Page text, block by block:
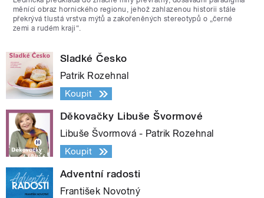
měnící obraz hornického regionu, jehož zahlazenou historii stále
překrývá tlustá vrstva mýtů a zakořeněných stereotypů o „černé
zemi a rudém kraji“.
Sladké Česko
Patrik Rozehnal
Koupit
Děkovačky Libuše Švormové
Libuše Švormová - Patrik Rozehnal
Koupit
Adventní radosti
František Novotný